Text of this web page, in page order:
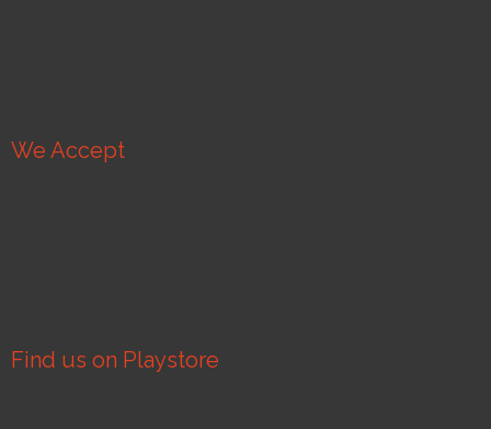
We Accept
Find us on Playstore